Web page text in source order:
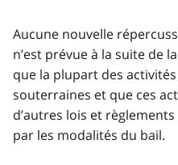
Aucune nouvelle
n’est prévue à la suite de
que la plupart des
souterraines et que ces
d’autres lois et
par les modalités du bail.